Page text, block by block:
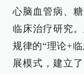
心脑血管病、
临床治疗研究
规律的“理论+
展模式，建立